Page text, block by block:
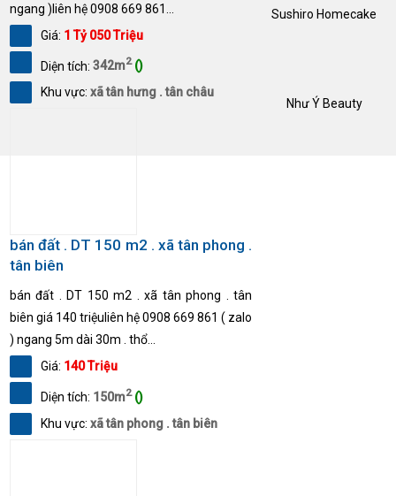
ngang )liên hệ 0908 669 861...
Giá: 1 Tỷ 050 Triệu
Diện tích: 342m2 ()
Khu vực: xã tân hưng . tân châu
bán đất . DT 150 m2 . xã tân phong .
tân biên
bán đất . DT 150 m2 . xã tân phong . tân
biên giá 140 triệuliên hệ 0908 669 861 ( zalo
) ngang 5m dài 30m . thổ...
Giá: 140 Triệu
Diện tích: 150m2 ()
Khu vực: xã tân phong . tân biên
Sushiro Homecake
Như Ý Beauty